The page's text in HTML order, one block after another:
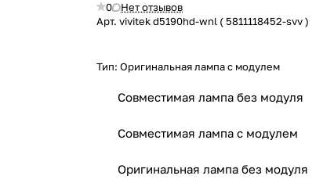
0
Нет отзывов
Арт.vivitek d5190hd-wnl ( 5811118452-svv )
Тип:Оригинальная лампа с модулем
Совместимая лампа без модуля
Совместимая лампа с модулем
Оригинальная лампа без модуля